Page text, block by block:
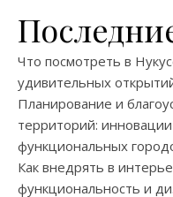
Что посмотреть в
удивительных
Планирование и
территорий:
функциональных
Как внедрять в
функциональность и